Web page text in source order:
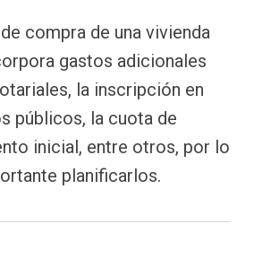
compra de una vivienda
gastos adicionales
la inscripción en
públicos, la cuota de
inicial, entre otros, por lo
planificarlos.